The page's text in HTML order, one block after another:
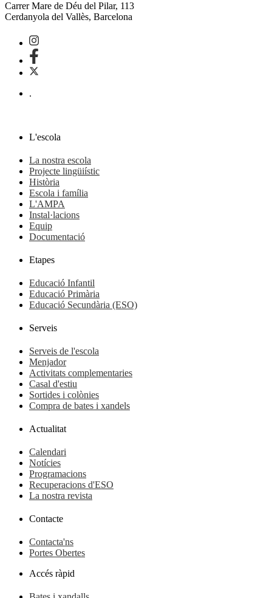
Carrer Mare de Déu del Pilar, 113
Cerdanyola del Vallès, Barcelona
.
L'escola
La nostra escola
Projecte lingüiístic
Història
Escola i família
L'AMPA
Instal·lacions
Equip
Documentació
Etapes
Educació Infantil
Educació Primària
Educació Secundària (ESO)
Serveis
Serveis de l'escola
Menjador
Activitats complementaries
Casal d'estiu
Sortides i colònies
Compra de bates i xandels
Actualitat
Calendari
Notícies
Programacions
Recuperacions d'ESO
La nostra revista
Contacte
Contacta'ns
Portes Obertes
Accés ràpid